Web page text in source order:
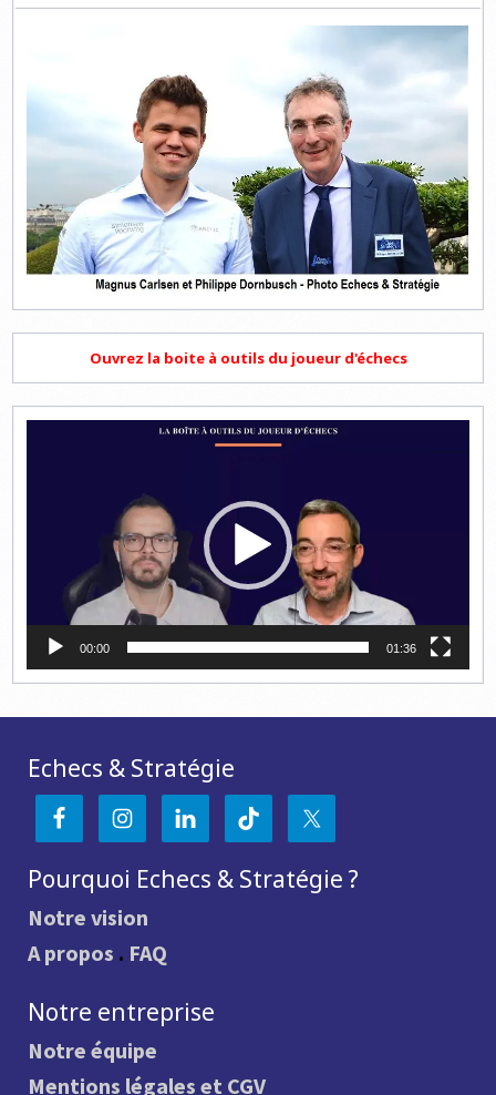
Ouvrez la boite à outils du joueur d'échecs
00:00 01:36
Echecs & Stratégie
Pourquoi Echecs & Stratégie ?
Notre vision
A propos . FAQ
Notre entreprise
Notre équipe
Mentions légales et CGV